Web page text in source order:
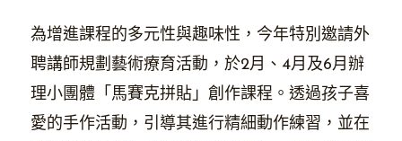
為增進課程的多元性與趣味性，今年特別邀請外
聘講師規劃藝術療育活動，於2月、4月及6月辦
理小團體「馬賽克拼貼」創作課程。透過孩子喜
愛的手作活動，引導其進行精細動作練習，並在